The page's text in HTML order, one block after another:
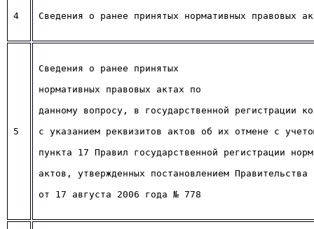
4 Сведения о ранее принятых нормативных правовых
5
Сведения о ранее принятых
нормативных правовых актах по
данному вопросу, в государственной регистрации
с указанием реквизитов актов об их отмене с
пункта 17 Правил государственной регистрации
актов, утвержденных постановлением Правительства
от 17 августа 2006 года № 778